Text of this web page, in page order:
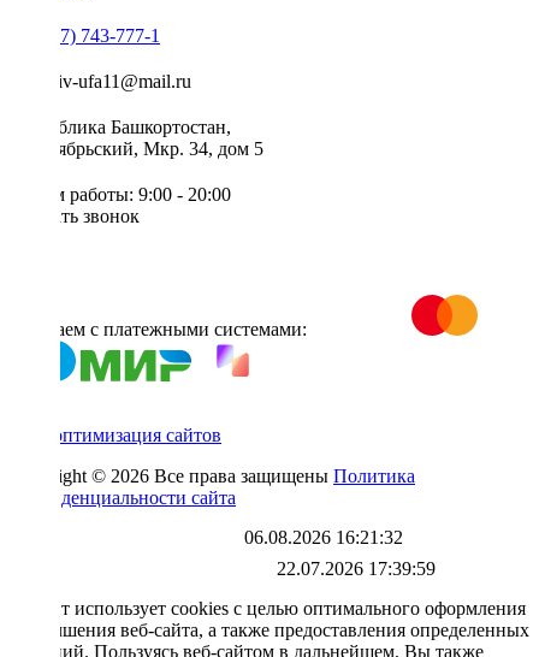
+7 (917) 743-777-1
semeniv-ufa11@mail.ru
Республика Башкортостан,
г. Октябрьский, Мкр. 34, дом 5
Режим работы: 9:00 - 20:00
Заказать звонок
Работаем с платежными системами:
SEO-оптимизация сайтов
Copyright © 2026 Все права защищены Политика
конфиденциальности сайта
06.08.2026 16:21:32
22.07.2026 17:39:59
Сайт использует cookies с целью оптимального оформления
и улучшения веб-сайта, а также предоставления определенных
функций. Пользуясь веб-сайтом в дальнейшем, Вы также